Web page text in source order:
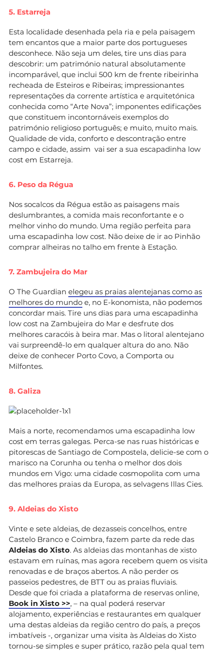
5. Estarreja
Esta localidade desenhada pela ria e pela paisagem
tem encantos que a maior parte dos portugueses
desconhece. Não seja um deles, tire uns dias para
descobrir: um património natural absolutamente
incomparável, que inclui 500 km de frente ribeirinha
recheada de Esteiros e Ribeiras; impressionantes
representações da corrente artística e arquitetónica
conhecida como “Arte Nova”; imponentes edificações
que constituem incontornáveis exemplos do
património religioso português; e muito, muito mais.
Qualidade de vida, conforto e descontração entre
campo e cidade, assim vai ser a sua escapadinha low
cost em Estarreja.
6. Peso da Régua
Nos socalcos da Régua estão as paisagens mais
deslumbrantes, a comida mais reconfortante e o
melhor vinho do mundo. Uma região perfeita para
uma escapadinha low cost. Não deixe de ir ao Pinhão
comprar alheiras no talho em frente à Estação.
7. Zambujeira do Mar
O The Guardian elegeu as praias alentejanas como as
melhores do mundo e, no E-konomista, não podemos
concordar mais. Tire uns dias para uma escapadinha
low cost na Zambujeira do Mar e desfrute dos
melhores caracóis à beira mar. Mas o litoral alentejano
vai surpreendê-lo em qualquer altura do ano. Não
deixe de conhecer Porto Covo, a Comporta ou
Milfontes.
8. Galiza
Mais a norte, recomendamos uma escapadinha low
cost em terras galegas. Perca-se nas ruas históricas e
pitorescas de Santiago de Compostela, delicie-se com o
marisco na Corunha ou tenha o melhor dos dois
mundos em Vigo: uma cidade cosmopolita com uma
das melhores praias da Europa, as selvagens Illas Cies.
9. Aldeias do Xisto
Vinte e sete aldeias, de dezasseis concelhos, entre
Castelo Branco e Coimbra, fazem parte da rede das
Aldeias do Xisto. As aldeias das montanhas de xisto
estavam em ruínas, mas agora recebem quem os visita
renovadas e de braços abertos. A não perder os
passeios pedestres, de BTT ou as praias fluviais.
Desde que foi criada a plataforma de reservas online,
Book in Xisto >>, – na qual poderá reservar
alojamento, experiências e restaurantes em qualquer
uma destas aldeias da região centro do país, a preços
imbatíveis -, organizar uma visita às Aldeias do Xisto
tornou-se simples e super prático, razão pela qual tem